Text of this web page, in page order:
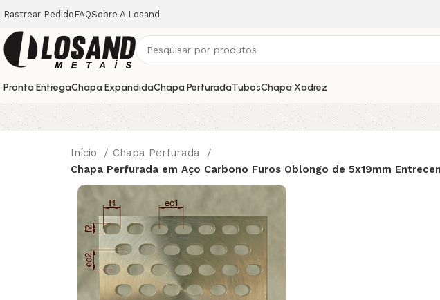
Rastrear Pedido FAQSobre A Losand
Pronta EntregaChapa ExpandidaChapa PerfuradaTubosChapa Xadrez
Início
Chapa Perfurada
Chapa Perfurada em Aço Carbono Furos Oblongo de 5x19mm